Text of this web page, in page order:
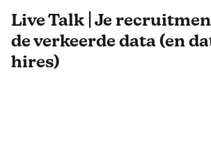
Live Talk | Je
de verkeerde data (en
hires)